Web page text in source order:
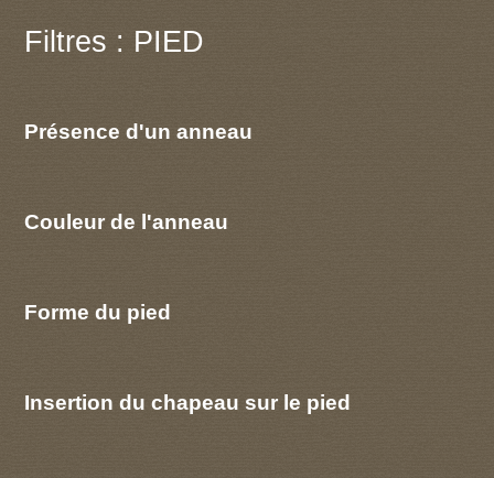
Filtres : PIED
Présence d'un anneau
Couleur de l'anneau
Forme du pied
Insertion du chapeau sur le pied